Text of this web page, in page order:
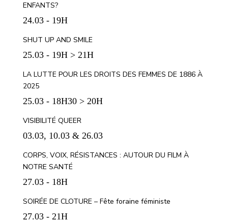
ENFANTS?
24.03 - 19H
SHUT UP AND SMILE
25.03 - 19H > 21H
LA LUTTE POUR LES DROITS DES FEMMES DE 1886 À
2025
25.03 - 18H30 > 20H
VISIBILITÉ QUEER
03.03, 10.03 & 26.03
CORPS, VOIX, RÉSISTANCES : AUTOUR DU FILM À
NOTRE SANTÉ
27.03 - 18H
SOIRÉE DE CLOTURE – Fête foraine féministe
27.03 - 21H